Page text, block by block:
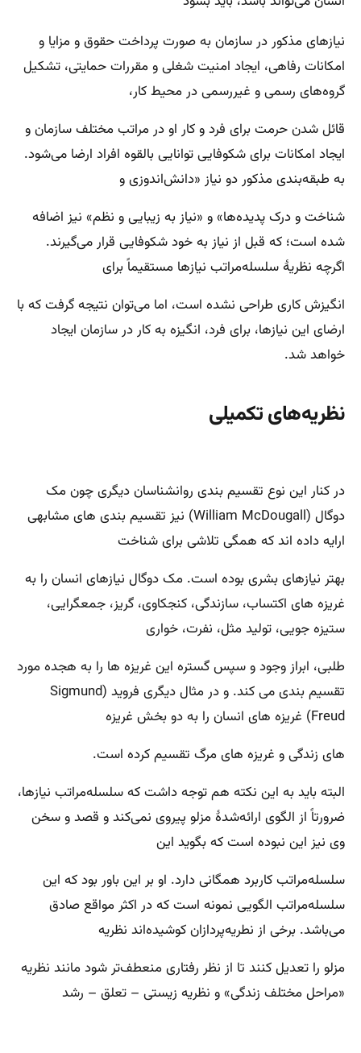
نیازهای مذکور در سازمان به صورت پرداخت حقوق و مزایا و
امکانات رفاهی، ایجاد امنیت شغلی و مقررات حمایتی، تشکیل
گروه‌های رسمی و غیررسمی در محیط کار،
قائل شدن حرمت برای فرد و کار او در مراتب مختلف سازمان و
ایجاد امکانات برای شکوفایی توانایی بالقوه افراد ارضا می‌شود.
به طبقه‌بندی مذکور دو نیاز «دانش‌اندوزی و
شناخت و درک پدیده‌ها» و «نیاز به زیبایی و نظم» نیز اضافه
شده است؛ که قبل از نیاز به خود شکوفایی قرار می‌گیرند.
اگرچه نظریهٔ سلسله‌مراتب نیازها مستقیماً برای
انگیزش کاری طراحی نشده است، اما می‌توان نتیجه گرفت که با
ارضای این نیازها، برای فرد، انگیزه به کار در سازمان ایجاد
خواهد شد.
نظریه‌های تکمیلی
در کنار این نوع تقسیم بندی روانشناسان دیگری چون مک
دوگال (William McDougall) نیز تقسیم بندی های مشابهی
ارایه داده اند که همگی تلاشی برای شناخت
بهتر نیازهای بشری بوده است. مک دوگال نیازهای انسان را به
غریزه های اکتساب، سازندگی، کنجکاوی، گریز، جمعگرایی،
ستیزه جویی، تولید مثل، نفرت، خواری
طلبی، ابراز وجود و سپس گستره این غریزه ها را به هجده مورد
تقسیم بندی می کند. و در مثال دیگری فروید (Sigmund
Freud) غریزه های انسان را به دو بخش غریزه
های زندگی و غریزه های مرگ تقسیم کرده است.
البته باید به این نکته هم توجه داشت که سلسله‌مراتب نیازها،
ضرورتاً از الگوی ارائه‌شدهٔ مزلو پیروی نمی‌کند و قصد و سخن
وی نیز این نبوده است که بگوید این
سلسله‌مراتب کاربرد همگانی دارد. او بر این باور بود که این
سلسله‌مراتب الگویی نمونه است که در اکثر مواقع صادق
می‌باشد. برخی از نطریه‌پردازان کوشیده‌اند نظریه
مزلو را تعدیل کنند تا از نظر رفتاری منعطف‌تر شود مانند نظریه
«مراحل مختلف زندگی» و نظریه زیستی – تعلق – رشد